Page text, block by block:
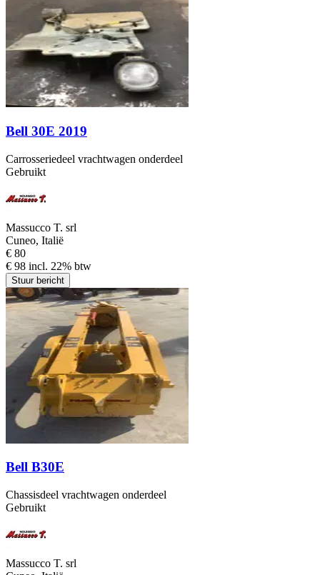
Bell 30E 2019
Carrosseriedeel vrachtwagen onderdeel
Gebruikt
Massucco T. srl
Cuneo, Italië
€ 80
€ 98 incl. 22% btw
Stuur bericht
Bell B30E
Chassisdeel vrachtwagen onderdeel
Gebruikt
Massucco T. srl